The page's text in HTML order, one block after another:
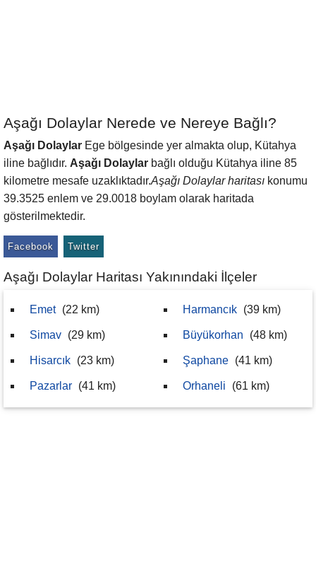
Aşağı Dolaylar Nerede ve Nereye Bağlı?
Aşağı Dolaylar Ege bölgesinde yer almakta olup, Kütahya
iline bağlıdır. Aşağı Dolaylar bağlı olduğu Kütahya iline 85
kilometre mesafe uzaklıktadır.Aşağı Dolaylar haritası konumu
39.3525 enlem ve 29.0018 boylam olarak haritada
gösterilmektedir.
Facebook Twitter
Aşağı Dolaylar Haritası Yakınındaki İlçeler
Emet (22 km)
Simav (29 km)
Hisarcık (23 km)
Pazarlar (41 km)
Harmancık (39 km)
Büyükorhan (48 km)
Şaphane (41 km)
Orhaneli (61 km)